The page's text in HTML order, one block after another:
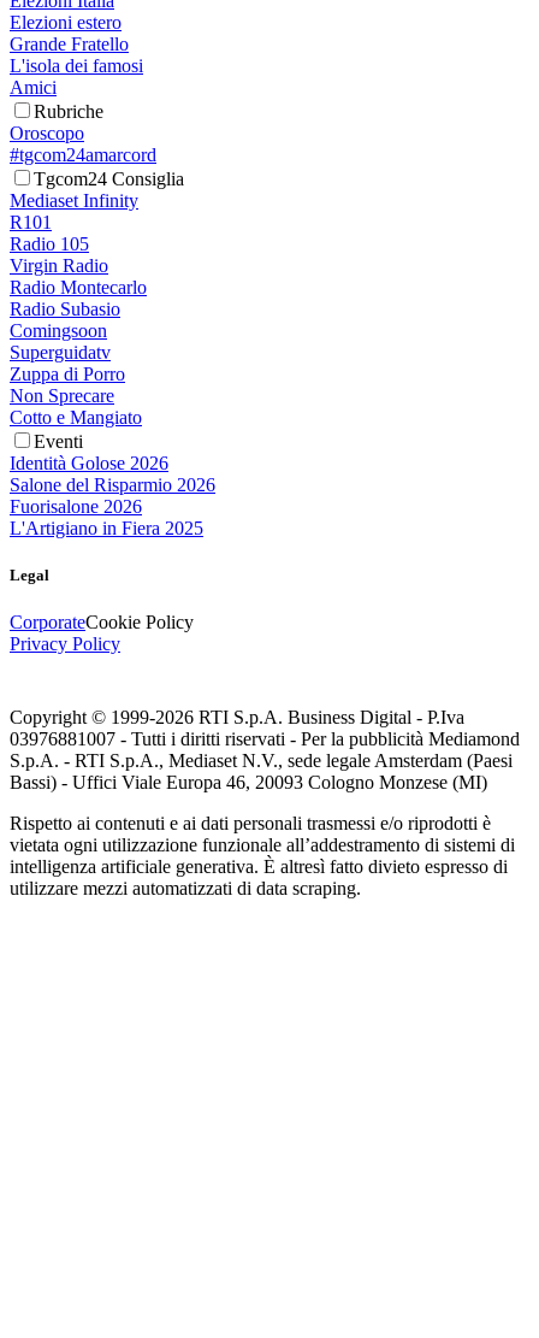
Elezioni estero
Grande Fratello
L'isola dei famosi
Amici
Rubriche
Oroscopo
#tgcom24amarcord
Tgcom24 Consiglia
Mediaset Infinity
R101
Radio 105
Virgin Radio
Radio Montecarlo
Radio Subasio
Comingsoon
Superguidatv
Zuppa di Porro
Non Sprecare
Cotto e Mangiato
Eventi
Identità Golose 2026
Salone del Risparmio 2026
Fuorisalone 2026
L'Artigiano in Fiera 2025
Legal
CorporateCookie Policy
Privacy Policy
Copyright © 1999-2026 RTI S.p.A. Business Digital - P.Iva
03976881007 - Tutti i diritti riservati - Per la pubblicità Mediamond
S.p.A. - RTI S.p.A., Mediaset N.V., sede legale Amsterdam (Paesi
Bassi) - Uffici Viale Europa 46, 20093 Cologno Monzese (MI)
Rispetto ai contenuti e ai dati personali trasmessi e/o riprodotti è
vietata ogni utilizzazione funzionale all’addestramento di sistemi di
intelligenza artificiale generativa. È altresì fatto divieto espresso di
utilizzare mezzi automatizzati di data scraping.